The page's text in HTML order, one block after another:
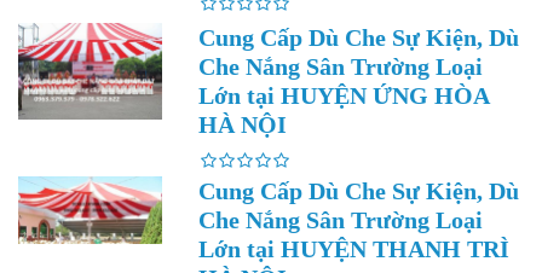
Cung Cấp Dù Che Sự Kiện, Dù
Che Nắng Sân Trường Loại
Lớn tại HUYỆN ỨNG HÒA
HÀ NỘI
Cung Cấp Dù Che Sự Kiện, Dù
Che Nắng Sân Trường Loại
Lớn tại HUYỆN THANH TRÌ